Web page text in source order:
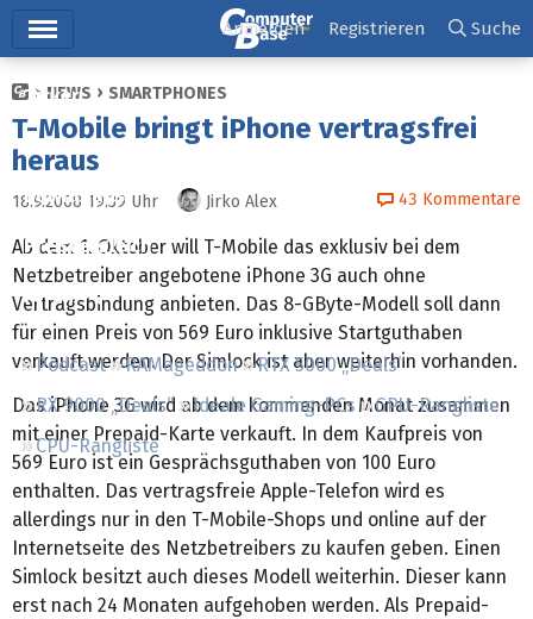
Ticker
Tests
Downloads
Preisvergleich
Forum
Podcast RAMageddon
RTX 5000 „Deals“
RX 9000 „Deals“
Ideale Gaming-PCs
GPU-Rangliste
CPU-Rangliste
Anmelden Registrieren Suche
NEWS SMARTPHONES
T-Mobile bringt iPhone vertragsfrei
heraus
18.9.2008 19:39 Uhr Jirko Alex 43 Kommentare
Ab dem 1. Oktober will T-Mobile das exklusiv bei dem
Netzbetreiber angebotene iPhone 3G auch ohne
Vertragsbindung anbieten. Das 8-GByte-Modell soll dann
für einen Preis von 569 Euro inklusive Startguthaben
verkauft werden. Der Simlock ist aber weiterhin vorhanden.
Das iPhone 3G wird ab dem kommenden Monat zusammen
mit einer Prepaid-Karte verkauft. In dem Kaufpreis von
569 Euro ist ein Gesprächsguthaben von 100 Euro
enthalten. Das vertragsfreie Apple-Telefon wird es
allerdings nur in den T-Mobile-Shops und online auf der
Internetseite des Netzbetreibers zu kaufen geben. Einen
Simlock besitzt auch dieses Modell weiterhin. Dieser kann
erst nach 24 Monaten aufgehoben werden. Als Prepaid-